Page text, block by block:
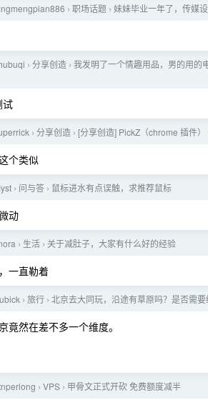
› 职场话题 › 妹妹毕业一年了，传媒
› 分享创造 › 我发明了一个情趣用品，男的用的
试
› 分享创造 › [分享创造] PickZ（chrome 插件
个类似
› 问与答 › 鼠标进水有点误触，求推荐鼠标
动
› 生活 › 关于减肚子，大家有什么好的经验
一直勒着
› 旅行 › 北京去大同玩，沿途有草原吗？是否需要
竟然在差不多一个维度。
› VPS › 甲骨文正式开砍 免费额度减半